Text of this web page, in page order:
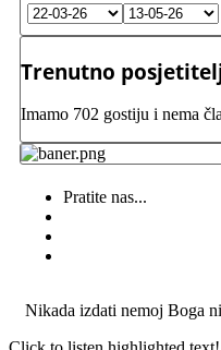
Trenutno
Imamo 702 gostiju i nema
Pratite nas...
Nikada izdati nemoj Boga